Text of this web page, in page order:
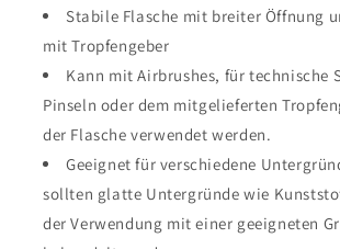
Stabile Flasche mit breiter Öffnung
mit Tropfengeber
Kann mit Airbrushes, für technische
Pinseln oder dem mitgelieferten
der Flasche verwendet werden.
Geeignet für verschiedene
sollten glatte Untergründe wie
der Verwendung mit einer geeigneten